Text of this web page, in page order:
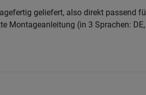
geliefert, also direkt passend
Montageanleitung (in 3 Sprachen: